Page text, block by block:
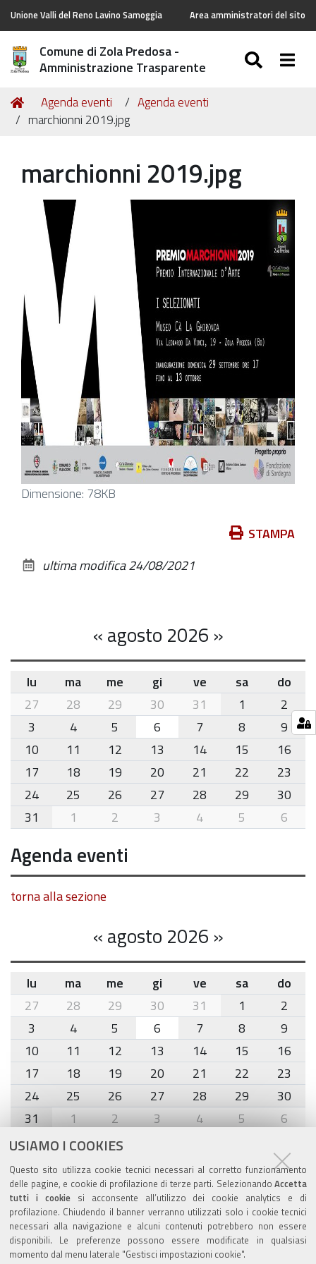
USIAMO I COOKIES
Questo sito utilizza cookie tecnici necessari al corretto funzionamento
delle pagine, e cookie di profilazione di terze parti. Selezionando Accetta
tutti i cookiesi acconsente all’utilizzo dei cookie analytics e di
profilazione. Chiudendo il banner verranno utilizzati solo i cookie tecnici
necessari alla navigazione e alcuni contenuti potrebbero non essere
disponibili. Le preferenze possono essere modificate in qualsiasi
momento dal menu laterale "Gestisci impostazioni cookie".
Unione Valli del Reno Lavino Samoggia Area amministratori del sito
Comune di Zola Predosa -
Amministrazione Trasparente
Tu
sei
Home
Agenda eventi
Agenda eventi
marchionni 2019.jpg
marchionni 2019.jpg
Clicca
alle
Dimensione: 78KB
documento
STAMPA
ultima modifica24/08/2021
«agosto 2026 »
month-
8
lu ma me gi ve sa
do
27
28 29 30 31 1
2
3
4 5 6 7 8
9
10
11 12 13 14 15
16
17
18 19 20 21 22
23
24
25 26 27 28 29
30
31
1 2 3 4 5 6
Agenda eventi
torna alla sezione
«agosto 2026 »
month-
8
lu ma me gi ve sa
do
27
28 29 30 31 1
2
3
4 5 6 7 8
9
10
11 12 13 14 15
16
17
18 19 20 21 22
23
24
25 26 27 28 29
30
31
1 2 3 4 5 6
Agenda eventi
torna alla sezione
Valuta questo sito